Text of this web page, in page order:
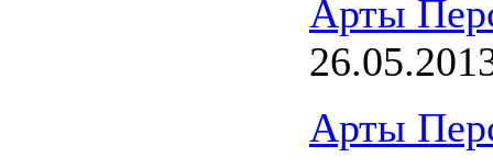
Арты
Арты